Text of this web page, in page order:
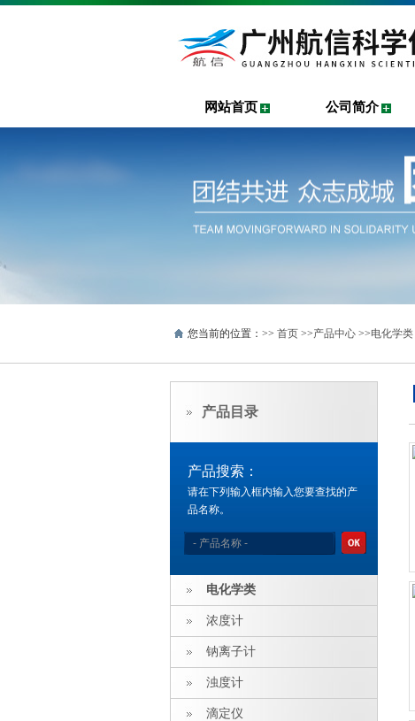
网站首页 公司简介
您当前的位置：>> 首页 >>产品中心 >>电化学类
产品目录
产品搜索：
请在下列输入框内输入您要查找的产
品名称。
电化学类
浓度计
钠离子计
浊度计
滴定仪